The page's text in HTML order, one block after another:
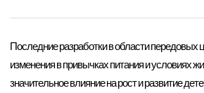
Последние разработки в области передовых
изменения в привычках питания и условиях
значительное влияние на рост и развитие